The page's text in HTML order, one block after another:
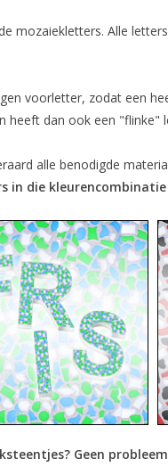
mozaiekletters. Alle
voorletter, zodat een
heeft dan ook een "flinke"
alle benodigde
in die
Geen